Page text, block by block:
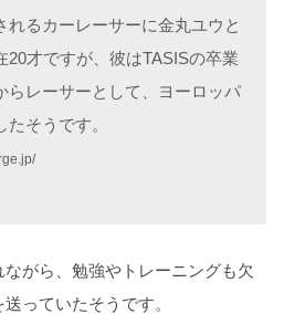
れるカーレーサーに金丸ユウと
20才ですが、彼はTASISの卒業
らレーサーとして、ヨーロッパ
そうです。
がら、勉強やトレーニングも欠
っていたそうです。